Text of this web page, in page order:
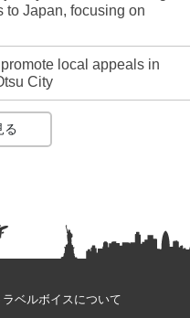
to Japan, focusing on
local appeals in
City
る
ラベルボイスについて